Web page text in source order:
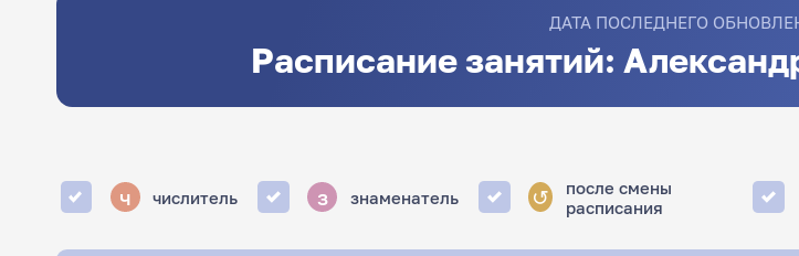
ДАТА ПОСЛЕДНЕГО
Расписание занятий:
ч числитель з знаменатель ↺
после смены
расписания